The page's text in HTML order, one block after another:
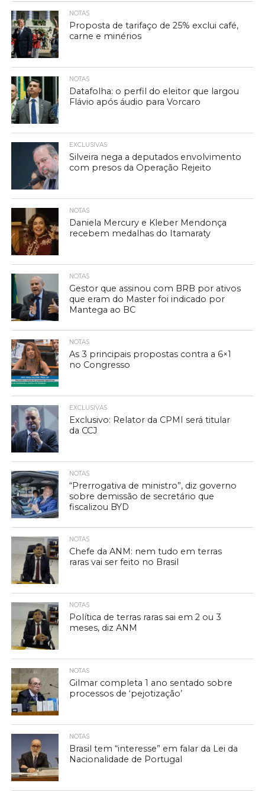
NOTAS
Proposta de tarifaço de 25% exclui café,
carne e minérios
NOTAS
Datafolha: o perfil do eleitor que largou
Flávio após áudio para Vorcaro
EXCLUSIVAS
Silveira nega a deputados envolvimento
com presos da Operação Rejeito
NOTAS
Daniela Mercury e Kleber Mendonça
recebem medalhas do Itamaraty
NOTAS
Gestor que assinou com BRB por ativos
que eram do Master foi indicado por
Mantega ao BC
NOTAS
As 3 principais propostas contra a 6×1
no Congresso
EXCLUSIVAS
Exclusivo: Relator da CPMI será titular
da CCJ
NOTAS
“Prerrogativa de ministro”, diz governo
sobre demissão de secretário que
fiscalizou BYD
NOTAS
Chefe da ANM: nem tudo em terras
raras vai ser feito no Brasil
NOTAS
Política de terras raras sai em 2 ou 3
meses, diz ANM
NOTAS
Gilmar completa 1 ano sentado sobre
processos de ‘pejotização’
NOTAS
Brasil tem “interesse” em falar da Lei da
Nacionalidade de Portugal